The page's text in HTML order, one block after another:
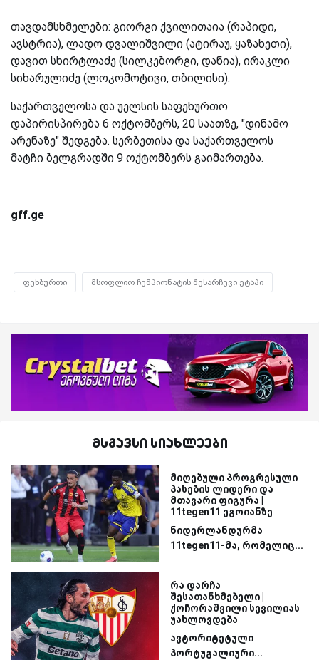
თავდამსხმელები: გიორგი ქვილითაია (რაპიდი,
ავსტრია), ლადო დვალიშვილი (ატირაუ, ყაზახეთი),
დავით სხირტლაძე (სილკებორგი, დანია), ირაკლი
სიხარულიძე (ლოკომოტივი, თბილისი).
საქართველოსა და უელსის საფეხურთო
დაპირისპირება 6 ოქტომბერს, 20 საათზე, "დინამო
არენაზე" შედგება. სერბეთისა და საქართველოს
მატჩი ბელგრადში 9 ოქტომბერს გაიმართება.
gff.ge
ფეხბურთი მსოფლიო ჩემპიონატის შესარჩევი ეტაპი
მსგავსი სიახლეები
მიღებული პროგრესული
პასების ლიდერი და
მთავარი ფიგურა |
11tegen11 ეგოიანზე
ნიდერლანდურმა
11tegen11-მა, რომელიც...
რა დარჩა
შესათანხმებელი |
ქოჩორაშვილი სევილიას
უახლოვდება
ავტორიტეტული
პორტუგალიური...